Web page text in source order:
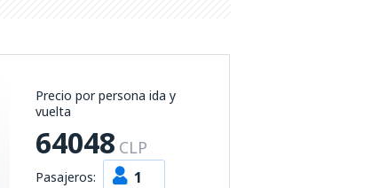
Precio por persona ida y
vuelta
64048 CLP
Pasajeros: 1